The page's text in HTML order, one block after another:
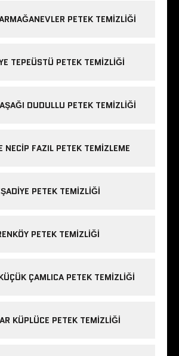
PETEK TEMIZLIĞI
TEPEÜSTÜ PETEK TEMIZLIĞI
DUDULLU PETEK TEMIZLIĞI
NECIP FAZIL PETEK TEMIZLEME
PETEK TEMIZLIĞI
PETEK TEMIZLIĞI
ÇAMLICA PETEK TEMIZLIĞI
KÜPLÜCE PETEK TEMIZLIĞI